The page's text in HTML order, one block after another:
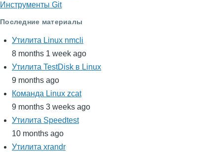
Инструменты Git
Последние материалы
Утилита Linux nmcli
8 months 1 week ago
Утилита TestDisk в Linux
9 months ago
Команда Linux zcat
9 months 3 weeks ago
Утилита Speedtest
10 months ago
Утилита xrandr